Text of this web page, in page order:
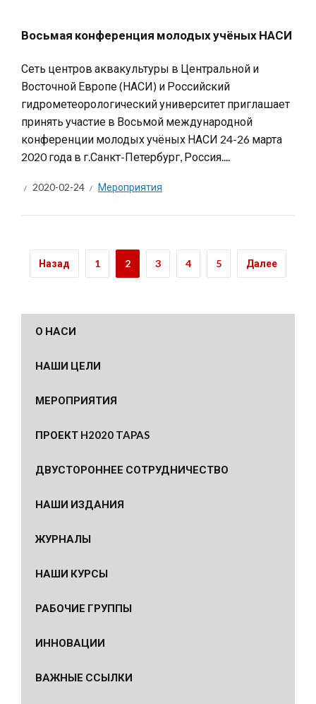
Восьмая конференция молодых учёных НАСИ
Сеть центров аквакультуры в Центральной и
Восточной Европе (НАСИ) и Российский
гидрометеорологический университет приглашает
принять участие в Восьмой международной
конференции молодых учёных НАСИ 24-26 марта
2020 года в г.Санкт-Петербург, Россия....
2020-02-24 Мероприятия
Назад 1 2 3 4 5 Далее
О НАСИ
НАШИ ЦЕЛИ
МЕРОПРИЯТИЯ
ПРОЕКТ H2020 TAPAS
ДВУСТОРОННЕЕ СОТРУДНИЧЕСТВО
НАШИ ИЗДАНИЯ
ЖУРНАЛЫ
НАШИ КУРСЫ
РАБОЧИЕ ГРУППЫ
ИННОВАЦИИ
ВАЖНЫЕ ССЫЛКИ